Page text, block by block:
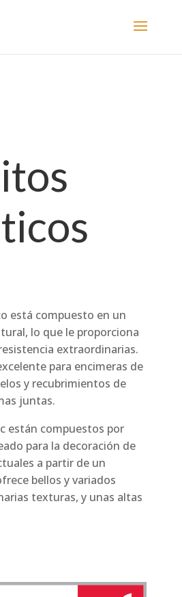
está compuesto en un
lo que le proporciona
extraordinarias.
para encimeras de
y recubrimientos de
juntas.
están compuestos por
para la decoración de
a partir de un
bellos y variados
texturas, y unas altas